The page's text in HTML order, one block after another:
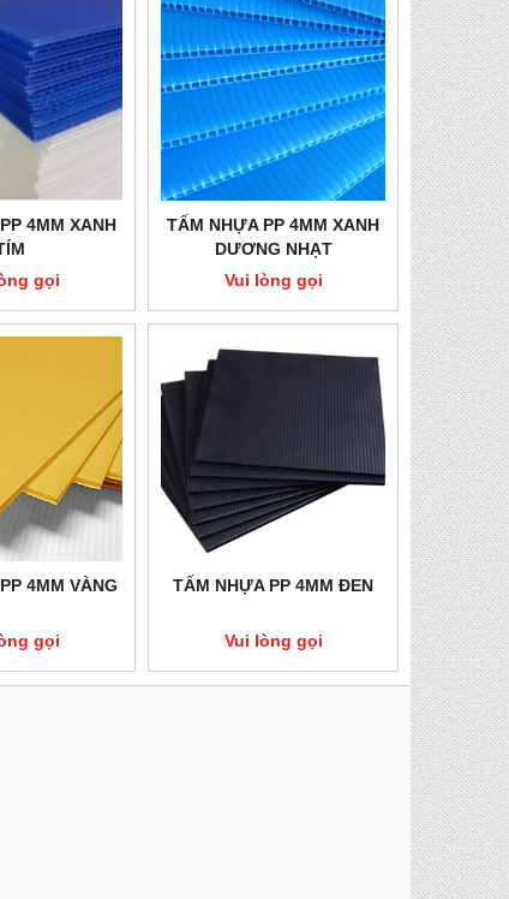
Vui lòng gọi
Vui lòng
4MM XANH
gọi
TẤM NHỰA PP 4MM XANH
DƯƠNG NHẠT
Vui lòng gọi
4MM VÀNG
gọi
TẤM NHỰA PP 4MM ĐEN
Vui lòng gọi